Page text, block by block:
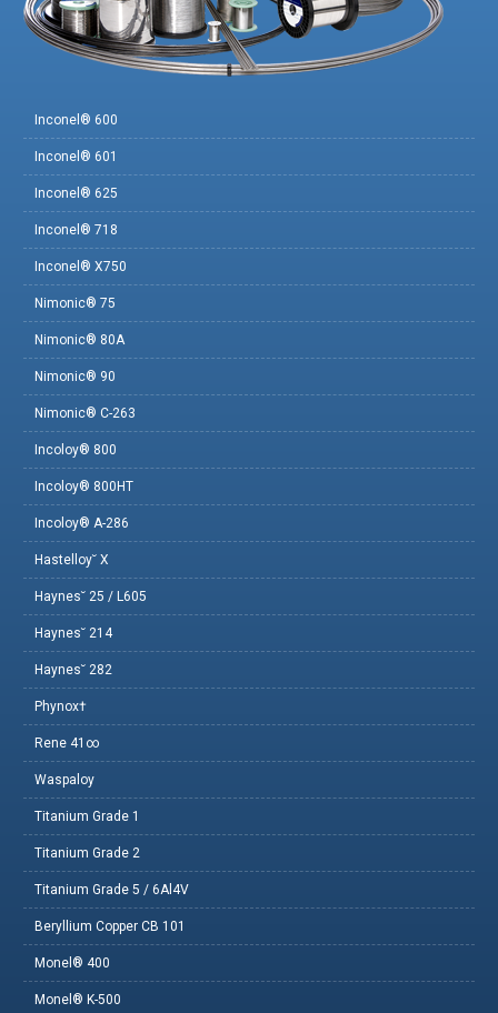
Inconel® 600
Inconel® 601
Inconel® 625
Inconel® 718
Inconel® X750
Nimonic® 75
Nimonic® 80A
Nimonic® 90
Nimonic® C-263
Incoloy® 800
Incoloy® 800HT
Incoloy® A-286
Hastelloy˘ X
Haynes˘ 25 / L605
Haynes˘ 214
Haynes˘ 282
Phynox†
Rene 41∞
Waspaloy
Titanium Grade 1
Titanium Grade 2
Titanium Grade 5 / 6Al4V
Beryllium Copper CB 101
Monel® 400
Monel® K-500